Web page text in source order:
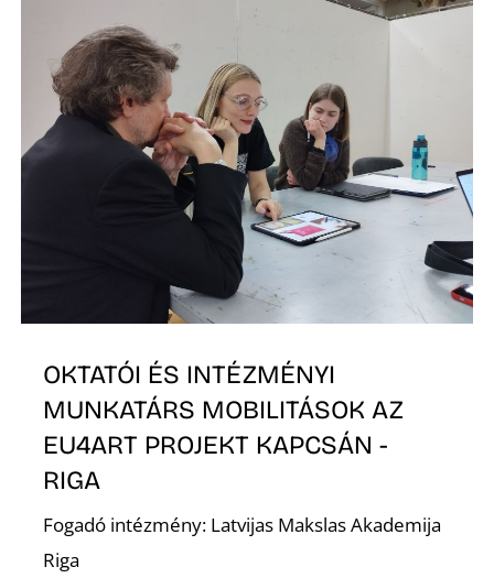
OKTATÓI ÉS INTÉZMÉNYI
MUNKATÁRS MOBILITÁSOK AZ
EU4ART PROJEKT KAPCSÁN -
RIGA
Fogadó intézmény: Latvijas Makslas Akademija
Riga